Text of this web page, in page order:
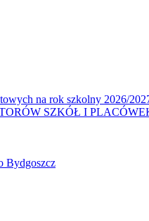
na rok szkolny 2026/
SZKÓŁ I
Bydgoszcz